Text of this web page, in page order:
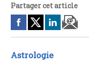
Partager cet article
Astrologie